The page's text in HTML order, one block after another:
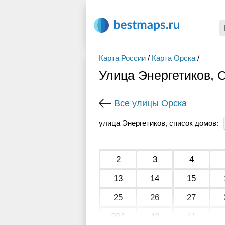
Карта России / Карта Орска /
Улица Энергетиков,
Все улицы Орска
улица Энергетиков, список домов:
2 3 4
13
14 15
25
26 27
39А
40 41